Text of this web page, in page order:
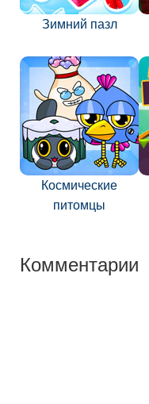
Зимний пазл
Космические
питомцы
Комментарии